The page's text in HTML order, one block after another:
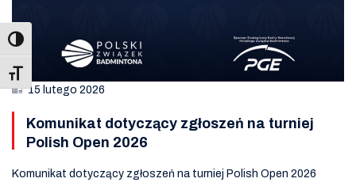
Toggle Font size
15 lutego 2026
Komunikat dotyczący zgłoszeń na turniej
Polish Open 2026
Komunikat dotyczący zgłoszeń na turniej Polish Open 2026